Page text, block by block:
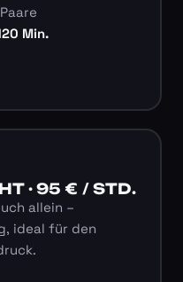
Min.
· 95 € / STD.
allein –
ideal für den